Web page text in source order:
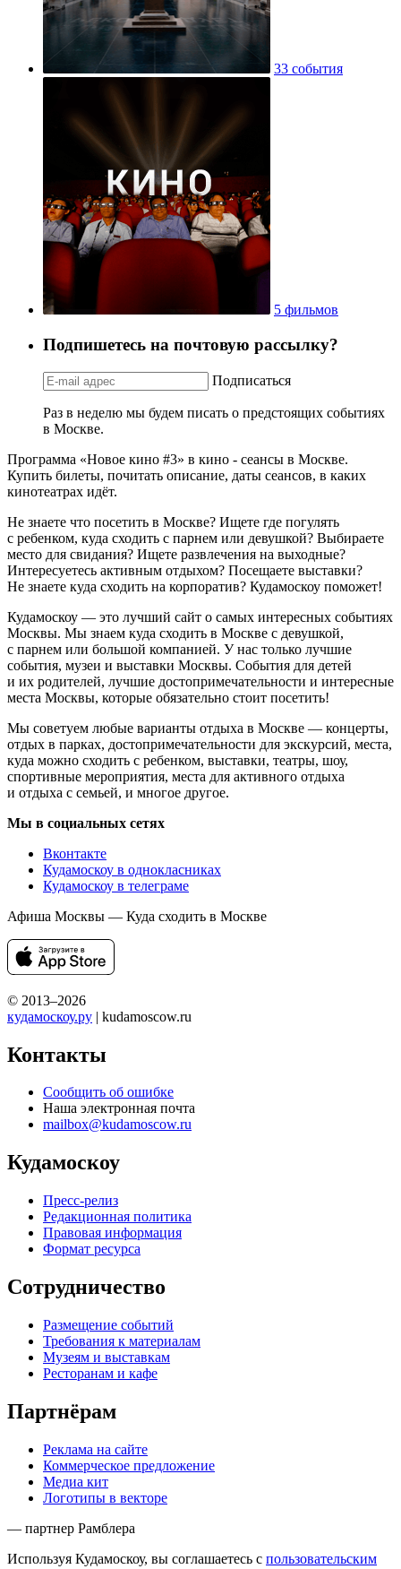
33 события
5 фильмов
Подпишетесь на почтовую рассылку?
Подписаться
Раз в неделю мы будем писать о предстоящих событиях
в Москве.
Программа «Новое кино #3» в кино - сеансы в Москве.
Купить билеты, почитать описание, даты сеансов, в каких
кинотеатрах идёт.
Не знаете что посетить в Москве? Ищете где погулять
с ребенком, куда сходить с парнем или девушкой? Выбираете
место для свидания? Ищете развлечения на выходные?
Интересуетесь активным отдыхом? Посещаете выставки?
Не знаете куда сходить на корпоратив? Кудамоскоу поможет!
Кудамоскоу — это лучший сайт о самых интересных событиях
Москвы. Мы знаем куда сходить в Москве с девушкой,
с парнем или большой компанией. У нас только лучшие
события, музеи и выставки Москвы. События для детей
и их родителей, лучшие достопримечательности и интересные
места Москвы, которые обязательно стоит посетить!
Мы советуем любые варианты отдыха в Москве — концерты,
отдых в парках, достопримечательности для экскурсий, места,
куда можно сходить с ребенком, выставки, театры, шоу,
спортивные мероприятия, места для активного отдыха
и отдыха с семьей, и многое другое.
Мы в социальных сетях
Вконтакте
Кудамоскоу в однокласниках
Кудамоскоу в телеграме
Афиша Москвы — Куда сходить в Москве
© 2013–2026
кудамоскоу.ру | kudamoscow.ru
Контакты
Сообщить об ошибке
Наша электронная почта
mailbox@kudamoscow.ru
Кудамоскоу
Пресс-релиз
Редакционная политика
Правовая информация
Формат ресурса
Сотрудничество
Размещение событий
Требования к материалам
Музеям и выставкам
Ресторанам и кафе
Партнёрам
Реклама на сайте
Коммерческое предложение
Медиа кит
Логотипы в векторе
— партнер Рамблера
Используя Кудамоскоу, вы соглашаетесь с пользовательским